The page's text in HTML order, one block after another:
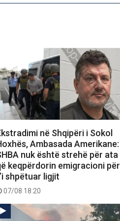
në Shqipëri i Sokol
Ambasada Amerikane:
nuk është strehë për ata
keqpërdorin emigracioni për
shpëtuar ligjit
07/08 18:20